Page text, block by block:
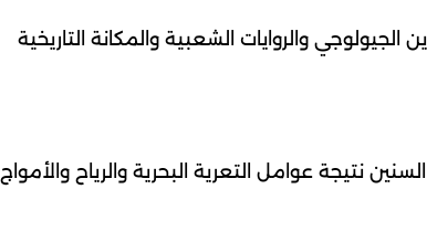
والروايات الشعبية والمكانة التاريخية
نتيجة عوامل التعرية البحرية والرياح والأمواج